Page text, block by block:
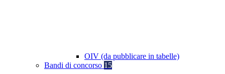
OIV (da pubblicare in tabelle)
Bandi di concorso 15